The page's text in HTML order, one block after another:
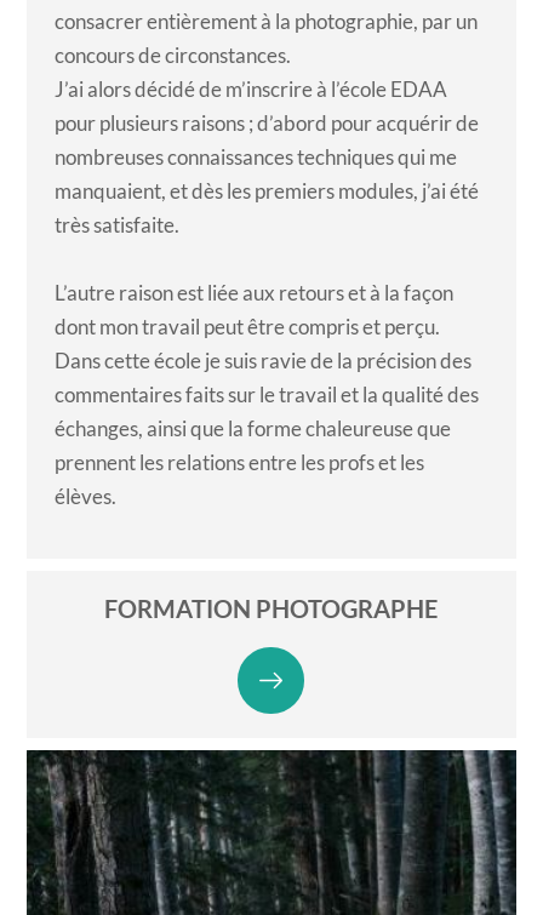
consacrer entièrement à la photographie, par un
concours de circonstances.
J’ai alors décidé de m’inscrire à l’école EDAA
pour plusieurs raisons ; d’abord pour acquérir de
nombreuses connaissances techniques qui me
manquaient, et dès les premiers modules, j’ai été
très satisfaite.
L’autre raison est liée aux retours et à la façon
dont mon travail peut être compris et perçu.
Dans cette école je suis ravie de la précision des
commentaires faits sur le travail et la qualité des
échanges, ainsi que la forme chaleureuse que
prennent les relations entre les profs et les
élèves.
FORMATION PHOTOGRAPHE